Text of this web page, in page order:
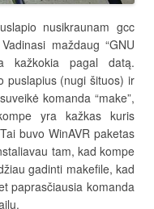
nusikraunam gcc
maždaug “GNU
kažkokia pagal datą.
puslapius (nugi šituos) ir
komanda “make”,
yra kažkas kuris
buvo WinAVR paketas
tam, kad kompe
gadinti makefile, kad
paprasčiausia komanda